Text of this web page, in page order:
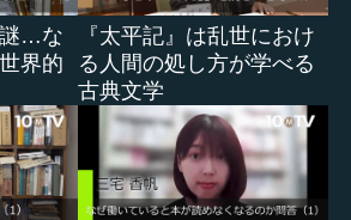
テス...
謎…な
界的
『太平記』は乱世におけ
る人間の処し方が学べる
古典文学